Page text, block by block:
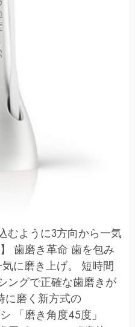
むように3方向から一気
歯磨き革命 歯を包み
に磨き上げ。 短時間
ングで正確な歯磨きが
に磨く新方式の
「磨き角度45度」